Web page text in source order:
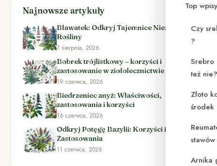
Top
Czy
?
też
Złoto
środek
Arnika
Najnowsze artykuły
Bławatek: Odkryj Tajemnice Niezwykłej
Rośliny
7 sierpnia, 2026
Bobrek trójlistkowy – korzyści i
zastosowanie w ziołolecznictwie
19 czerwca, 2026
Biedrzeniec anyż: Właściwości,
zastosowania i korzyści
16 czerwca, 2026
Odkryj Potęgę Bazylii: Korzyści i
Zastosowania
11 czerwca, 2026